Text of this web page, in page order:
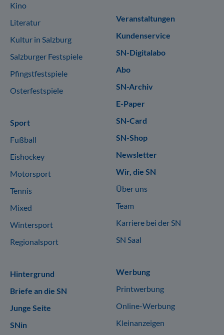
Kino
Literatur
Kultur in Salzburg
Salzburger Festspiele
Pfingstfestspiele
Osterfestspiele
Sport
Fußball
Eishockey
Motorsport
Tennis
Mixed
Wintersport
Regionalsport
Hintergrund
Briefe an die SN
Junge Seite
SNin
Veranstaltungen
Kundenservice
SN-Digitalabo
Abo
SN-Archiv
E-Paper
SN-Card
SN-Shop
Newsletter
Wir, die SN
Über uns
Team
Karriere bei der SN
SN Saal
Werbung
Printwerbung
Online-Werbung
Kleinanzeigen